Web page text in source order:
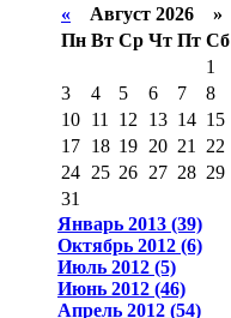
« Август 2026 »
Пн Вт Ср Чт Пт Сб
1
3
4 5 6 7 8
10 11 12 13 14 15
17 18 19 20 21 22
24 25 26 27 28 29
31
Январь 2013 (39)
Октябрь 2012 (6)
Июль 2012 (5)
Июнь 2012 (46)
Апрель 2012 (54)